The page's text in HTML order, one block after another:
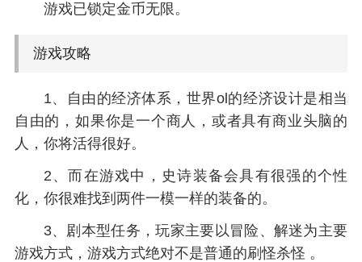
游戏已锁定金币无限。
游戏攻略
1、自由的经济体系，世界ol的经济设计是相当
自由的，如果你是一个商人，或者具有商业头脑的
人，你将活得很好。
2、而在游戏中，史诗装备会具有很强的个性
化，你很难找到两件一模一样的装备的。
3、剧本型任务，玩家主要以冒险、解迷为主要
游戏方式，游戏方式绝对不是普通的刷怪杀怪 。